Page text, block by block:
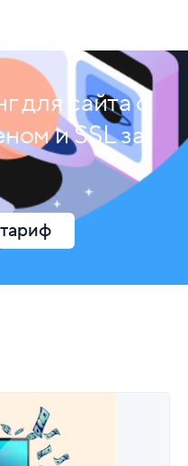
для сайта с
и SSL за